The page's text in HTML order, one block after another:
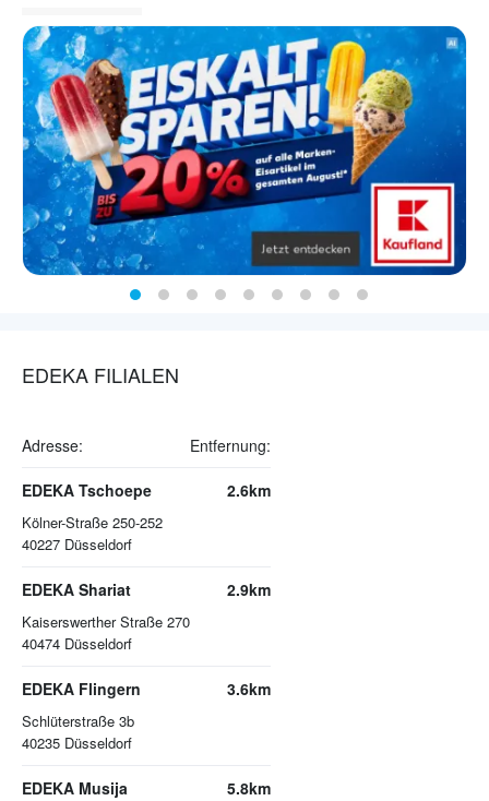
EDEKA FILIALEN
Adresse: Entfernung:
EDEKA Tschoepe
Kölner-Straße 250-252
40227 Düsseldorf
2.6km
EDEKA Shariat
Kaiserswerther Straße 270
40474 Düsseldorf
2.9km
EDEKA Flingern
Schlüterstraße 3b
40235 Düsseldorf
3.6km
EDEKA Musija 5.8km